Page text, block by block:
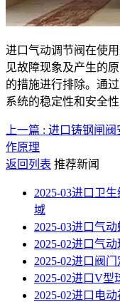
进口气动调节阀在使
见故障现象及产生的
的措施进行排除。通
系统的稳定性和安全
上一篇 : 进口铸钢闸
作原理
返回列表 推荐新闻
2025-03进口卫生
域
2025-03进口气动
2025-02进口气动
2025-02进口阀门
2025-02进口V型
2025-02进口电动